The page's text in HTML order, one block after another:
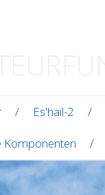
Es'hail-2
Komponenten